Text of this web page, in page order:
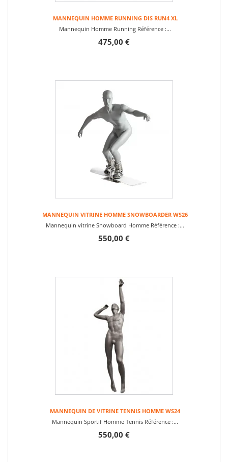
MANNEQUIN HOMME RUNNING DIS RUN4 XL
Mannequin Homme Running Référence :...
475,00 €
MANNEQUIN VITRINE HOMME SNOWBOARDER WS26
Mannequin vitrine Snowboard Homme Référence :...
550,00 €
MANNEQUIN DE VITRINE TENNIS HOMME WS24
Mannequin Sportif Homme Tennis Référence :...
550,00 €